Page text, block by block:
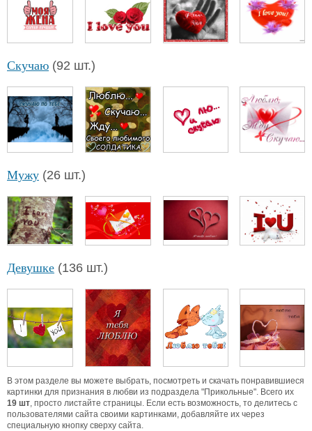
Скучаю (92 шт.)
Мужу (26 шт.)
Девушке (136 шт.)
В этом разделе вы можете выбрать, посмотреть и скачать понравившиеся
картинки для признания в любви из подраздела "Прикольные". Всего их
19 шт , просто листайте страницы. Если есть возможность, то делитесь с
пользователями сайта своими картинками, добавляйте их через
специальную кнопку сверху сайта.